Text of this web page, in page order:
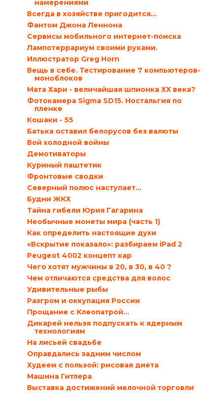
намерениями
Всегда в хозяйстве пригодится…
Фантом Джона Леннона
Сервисы мобильного интернет-поиска
Лампотеррариум своими руками.
Иллюстратор Greg Horn
Вещь в себе. Тестирование 7 компьютеров-
моноблоков
Мата Хари - величайшая шпионка ХХ века?
Фотокамера Sigma SD15. Ностальгия по
пленке
Кошаки - 55
Батька оставил белорусов без валюты
Вой холодной войны
Демотиваторы
Куриный паштетик
Фронтовые сводки
Северный полюс наступает…
Будни ЖКХ
Тайна гибели Юрия Гагарина
Необычные монеты мира (часть 1)
Как определить настоящие духи
«Вскрытие показало»: разбираем iPad 2
Peugeot 4002 концепт кар
Чего хотят мужчины в 20, в 30, в 40 ?
Чем отличаются средства для волос
Удивительные рыбы
Разгром и оккупация России
Прощание с Клеопатрой…
Дикарей нельзя подпускать к ядерным
технологиям
На лисьей свадьбе
Оправдались задним числом
Худеем с пользой: рисовая диета
Машина Гитлера
Выставка достижений мелочной торговли